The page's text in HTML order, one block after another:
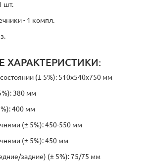
шт.
- 1 компл.
ХАРАКТЕРИСТИКИ:
(± 5%): 510х540х750 мм
380 мм
400 мм
(± 5%): 450-550 мм
(± 5%): 450 мм
задние) (± 5%): 75/75 мм